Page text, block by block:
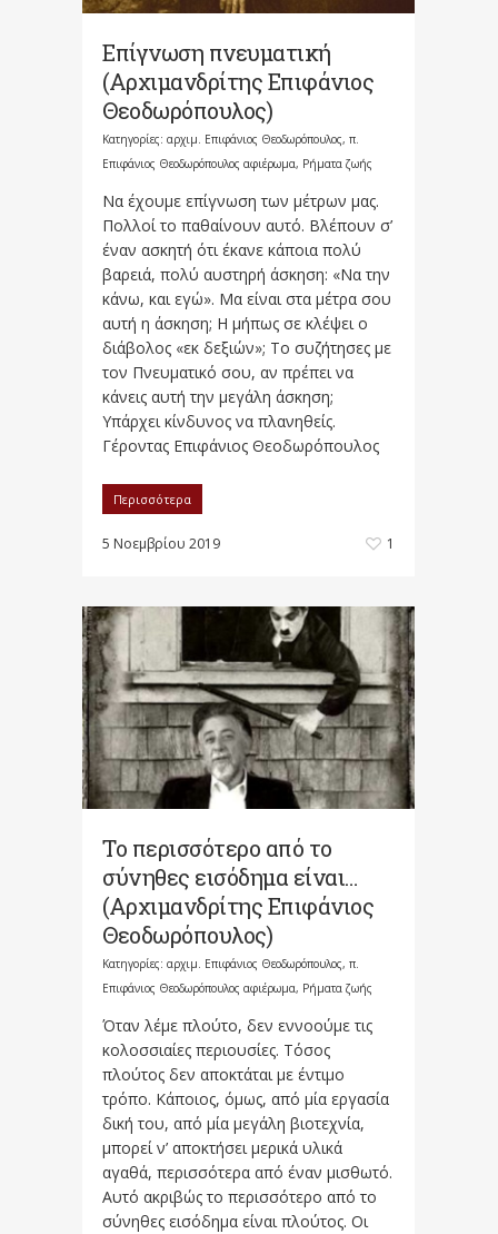
Επίγνωση πνευματική
(Αρχιμανδρίτης Επιφάνιος
Θεοδωρόπουλος)
Κατηγορίες: αρχιμ. Επιφάνιος Θεοδωρόπουλος, π.
Επιφάνιος Θεοδωρόπουλος αφιέρωμα, Ρήματα ζωής
Να έχουμε επίγνωση των μέτρων μας.
Πολλοί το παθαίνουν αυτό. Βλέπουν σ’
έναν ασκητή ότι έκανε κάποια πολύ
βαρειά, πολύ αυστηρή άσκηση: «Να την
κάνω, και εγώ». Μα είναι στα μέτρα σου
αυτή η άσκηση; Η μήπως σε κλέψει ο
διάβολος «εκ δεξιών»; Το συζήτησες με
τον Πνευματικό σου, αν πρέπει να
κάνεις αυτή την μεγάλη άσκηση;
Υπάρχει κίνδυνος να πλανηθείς.
Γέροντας Επιφάνιος Θεοδωρόπουλος
Περισσότερα
5 Νοεμβρίου 2019 1
Το περισσότερο από το
σύνηθες εισόδημα είναι…
(Αρχιμανδρίτης Επιφάνιος
Θεοδωρόπουλος)
Κατηγορίες: αρχιμ. Επιφάνιος Θεοδωρόπουλος, π.
Επιφάνιος Θεοδωρόπουλος αφιέρωμα, Ρήματα ζωής
Όταν λέμε πλούτο, δεν εννοούμε τις
κολοσσιαίες περιουσίες. Τόσος
πλούτος δεν αποκτάται με έντιμο
τρόπο. Κάποιος, όμως, από μία εργασία
δική του, από μία μεγάλη βιοτεχνία,
μπορεί ν’ αποκτήσει μερικά υλικά
αγαθά, περισσότερα από έναν μισθωτό.
Αυτό ακριβώς το περισσότερο από το
σύνηθες εισόδημα είναι πλούτος. Οι